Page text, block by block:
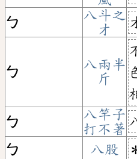
ㄅ
八斗之
才
ㄅ
八兩半
斤
ㄅ
八竿子
打不著
ㄅ
八股